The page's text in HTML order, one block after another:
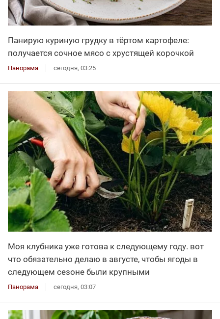
Панирую куриную грудку в тёртом картофеле:
получается сочное мясо с хрустящей корочкой
Панорама сегодня, 03:25
Моя клубника уже готова к следующему году. вот
что обязательно делаю в августе, чтобы ягоды в
следующем сезоне были крупными
Панорама сегодня, 03:07